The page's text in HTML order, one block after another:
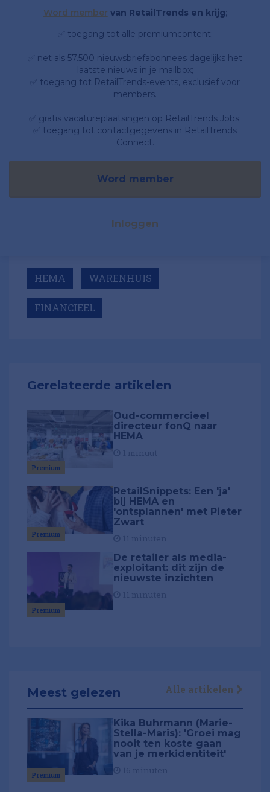
Word member van RetailTrends en krijg;
✅ toegang tot alle premiumcontent;
✅ net als 57.500 nieuwsbriefabonnees dagelijks het
laatste nieuws in je mailbox;
✅ toegang tot RetailTrends-events, exclusief voor
members.
✅ gratis vacatureplaatsingen op RetailTrends Jobs;
✅ toegang tot contactgegevens in RetailTrends
Connect.
Word member
Inloggen
HEMA WARENHUIS
FINANCIEEL
Gerelateerde artikelen
Premium
Oud-commercieel
directeur fonQ naar
HEMA
Premium
RetailSnippets: Een 'ja'
bij HEMA en
'ontsplannen' met Pieter
Zwart
Premium
De retailer als media-
exploitant: dit zijn de
nieuwste inzichten
Meest gelezen Alle artikelen
Premium
Kika Buhrmann (Marie-
Stella-Maris): 'Groei mag
nooit ten koste gaan
van je merkidentiteit'